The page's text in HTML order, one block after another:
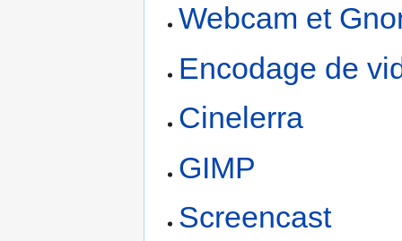
Webcam et
Encodage de
Cinelerra
GIMP
Screencast